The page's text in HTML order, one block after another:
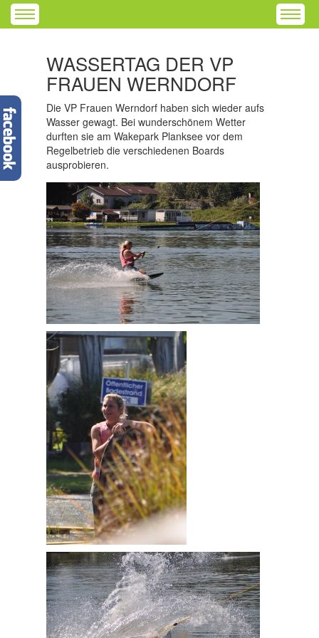
WASSERTAG DER VP
FRAUEN WERNDORF
Die VP Frauen Werndorf haben sich wieder aufs
Wasser gewagt. Bei wunderschönem Wetter
durften sie am Wakepark Planksee vor dem
Regelbetrieb die verschiedenen Boards
ausprobieren.